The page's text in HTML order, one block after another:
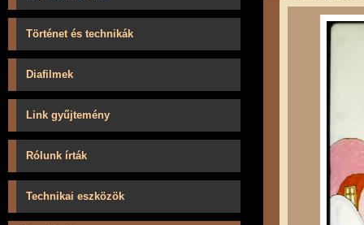
Történet és technikák
Diafilmek
Link gyűjtemény
Rólunk írták
Technikai eszközök